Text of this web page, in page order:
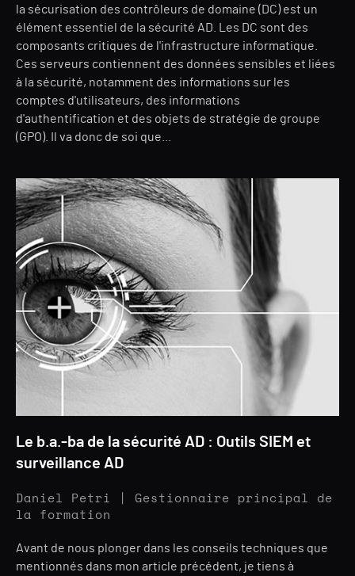
la sécurisation des contrôleurs de domaine (DC) est un
élément essentiel de la sécurité AD. Les DC sont des
composants critiques de l'infrastructure informatique.
Ces serveurs contiennent des données sensibles et liées
à la sécurité, notamment des informations sur les
comptes d'utilisateurs, des informations
d'authentification et des objets de stratégie de groupe
(GPO). Il va donc de soi que...
Le b.a.-ba de la sécurité AD : Outils SIEM et
surveillance AD
Daniel Petri | Gestionnaire principal de
la formation
Avant de nous plonger dans les conseils techniques que
mentionnés dans mon article précédent, je tiens à